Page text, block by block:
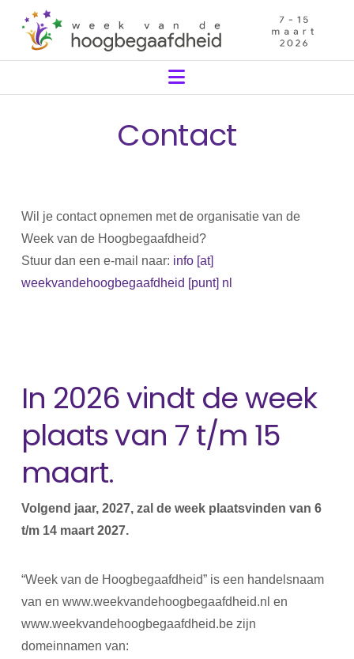
Navigation
Contact
Wil je contact opnemen met de organisatie van de
Week van de Hoogbegaafdheid?
Stuur dan een e-mail naar: info [at]
weekvandehoogbegaafdheid [punt] nl
In 2026 vindt de week
plaats van 7 t/m 15
maart.
Volgend jaar, 2027, zal de week plaatsvinden van 6
t/m 14 maart 2027.
“Week van de Hoogbegaafdheid” is een handelsnaam
van en www.weekvandehoogbegaafdheid.nl en
www.weekvandehoogbegaafdheid.be zijn
domeinnamen van: